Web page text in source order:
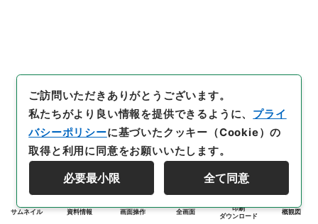
サムネイル 資料情報 画面操作 全画面
印刷
ダウンロード
概観図
ご訪問いただきありがとうございます。
私たちがより良い情報を提供できるように、 プライ
バシーポリシーに基づいたクッキー（Cookie）の
取得と利用に同意をお願いいたします。
必要最小限 全て同意